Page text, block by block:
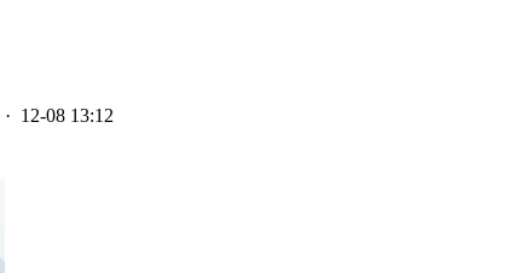
· 12-08 13:12